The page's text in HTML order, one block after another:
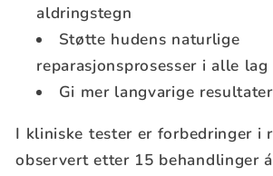
aldringstegn
Støtte hudens naturlige
reparasjonsprosesser i alle lag
Gi mer langvarige resultater
I kliniske tester er forbedringer i
observert etter 15 behandlinger